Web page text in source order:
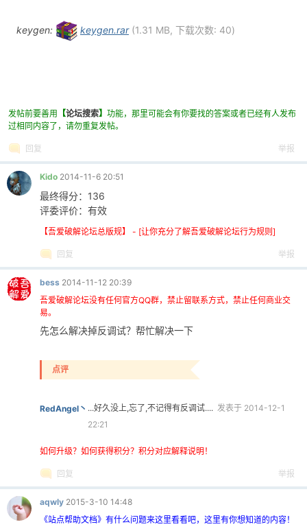
keygen: keygen.rar (1.31 MB, 下载次数: 40)
发帖前要善用 【论坛搜索】 功能，那里可能会有你要找的答案或者已经有人发布
过相同内容了，请勿重复发帖。
回复 举报
Kido 2014-11-6 20:51
最终得分：136
评委评价：有效
【吾爱破解论坛总版规】 - [让你充分了解吾爱破解论坛行为规则]
回复 举报
bess 2014-11-12 20:39
吾爱破解论坛没有任何官方QQ群，禁止留联系方式，禁止任何商业交
易。
先怎么解决掉反调试？帮忙解决一下
点评
RedAngel丶 ...好久没上,忘了,不记得有反调试.... 发表于 2014-12-1
22:21
如何升级？如何获得积分？积分对应解释说明！
回复 举报
aqwly 2015-3-10 14:48
《站点帮助文档》有什么问题来这里看看吧，这里有你想知道的内容！